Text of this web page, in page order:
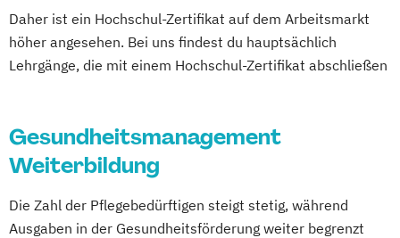
Ernährung C-Lizenz)
Ernährungsberater für Sportler A-Lizenz
(inkl. Ernährung C-Lizenz und
Ernährungsberater für vegetarische
Ernährung
Ernährungsberater/in B-Lizenz
Wirbelsäulengymnastik Trainer Ausbildung
Yoga Trainer Ausbildung
Daher ist ein Hochschul-Zertifikat auf dem Arbeitsmarkt
höher angesehen. Bei uns findest du hauptsächlich
Lehrgänge, die mit einem Hochschul-Zertifikat abschließen
Gesundheitsmanagement
Weiterbildung
Die Zahl der Pflegebedürftigen steigt stetig, während
Ausgaben in der Gesundheitsförderung weiter begrenzt